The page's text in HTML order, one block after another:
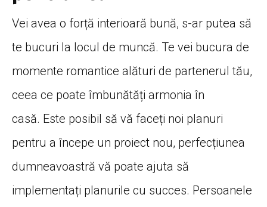
Vei avea o forță interioară bună, s-ar putea să
te bucuri la locul de muncă. Te vei bucura de
momente romantice alături de partenerul tău,
ceea ce poate îmbunătăți armonia în
casă. Este posibil să vă faceți noi planuri
pentru a începe un proiect nou, perfecțiunea
dumneavoastră vă poate ajuta să
implementați planurile cu succes. Persoanele